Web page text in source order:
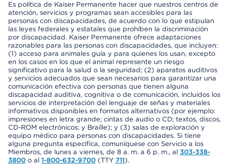
Es política de Kaiser Permanente hacer que nuestros centros de
atención, servicios y programas sean accesibles para las
personas con discapacidades, de acuerdo con lo que estipulan
las leyes federales y estatales que prohíben la discriminación
por discapacidad. Kaiser Permanente ofrece adaptaciones
razonables para las personas con discapacidades, que incluyen:
(1) acceso para animales guía y para quienes los usan, excepto
en los casos en los que el animal represente un riesgo
significativo para la salud o la seguridad; (2) aparatos auditivos
y servicios adecuados que sean necesarios para garantizar una
comunicación efectiva con personas que tienen alguna
discapacidad auditiva, cognitiva o de comunicación, incluidos los
servicios de interpretación del lenguaje de señas y materiales
informativos disponibles en formatos alternativos (por ejemplo:
impresiones en letra grande; cintas de audio o CD; textos, discos,
CD-ROM electrónicos; y Braille); y (3) salas de exploración y
equipo médico para personas con discapacidades. Si tiene
alguna pregunta específica, comuníquese con Servicio a los
Miembros, de lunes a viernes, de 8 a. m. a 6 p. m., al 303-338-
3800 o al 1-800-632-9700 (TTY 711).